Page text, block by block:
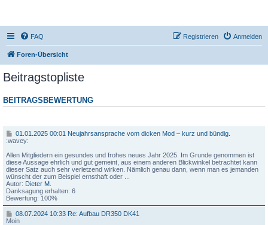
FAQ Anmelden
Registrieren
Foren-Übersicht
Beitragstopliste
BEITRAGSBEWERTUNG
0
1
0
1
.
2
0
2
5
0
0
:
01.01.2025 00:01 Neujahrsansprache vom dicken Mod – kurz und bündig.
:wavey:
Allen Mitgliedern ein gesundes und frohes neues Jahr 2025. Im Grunde genommen ist
diese Aussage ehrlich und gut gemeint, aus einem anderen Blickwinkel betrachtet kann
dieser Satz auch sehr verletzend wirken. Nämlich genau dann, wenn man es jemanden
wünscht der zum Beispiel ernsthaft oder ...
Autor: Dieter M.
Danksagung erhalten: 6
Bewertung: 100%
0
8
08.07.2024 10:33 Re: Aufbau DR350 DK41
Moin